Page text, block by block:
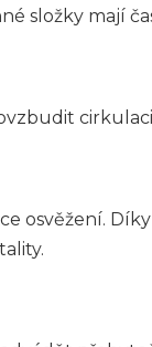
složky mají
osvěžení.